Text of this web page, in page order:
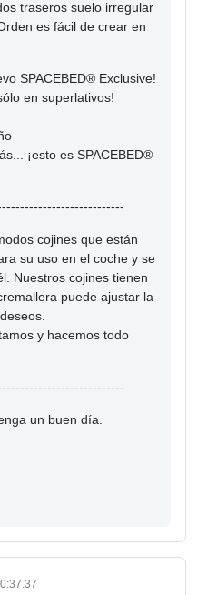
traseros suelo irregular
es fácil de crear en
SPACEBED® Exclusive!
en superlativos!
¡esto es SPACEBED®
cojines que están
su uso en el coche y se
Nuestros cojines tienen
puede ajustar la
y hacemos todo
un buen día.